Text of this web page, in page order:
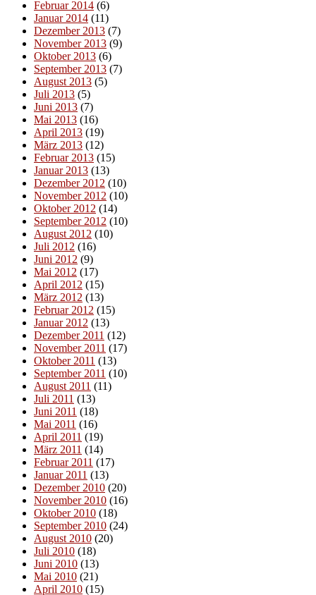
Februar 2014 (6)
Januar 2014 (11)
Dezember 2013 (7)
November 2013 (9)
Oktober 2013 (6)
September 2013 (7)
August 2013 (5)
Juli 2013 (5)
Juni 2013 (7)
Mai 2013 (16)
April 2013 (19)
März 2013 (12)
Februar 2013 (15)
Januar 2013 (13)
Dezember 2012 (10)
November 2012 (10)
Oktober 2012 (14)
September 2012 (10)
August 2012 (10)
Juli 2012 (16)
Juni 2012 (9)
Mai 2012 (17)
April 2012 (15)
März 2012 (13)
Februar 2012 (15)
Januar 2012 (13)
Dezember 2011 (12)
November 2011 (17)
Oktober 2011 (13)
September 2011 (10)
August 2011 (11)
Juli 2011 (13)
Juni 2011 (18)
Mai 2011 (16)
April 2011 (19)
März 2011 (14)
Februar 2011 (17)
Januar 2011 (13)
Dezember 2010 (20)
November 2010 (16)
Oktober 2010 (18)
September 2010 (24)
August 2010 (20)
Juli 2010 (18)
Juni 2010 (13)
Mai 2010 (21)
April 2010 (15)